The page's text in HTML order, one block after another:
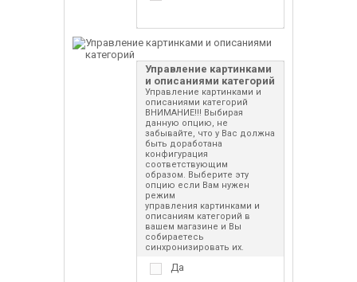
Управление картинками
и описаниями категорий
Управление картинками и
описаниями категорий
ВНИМАНИЕ!!! Выбирая
данную опцию, не
забывайте, что у Вас должна
быть доработана
конфигурация
соответствующим
образом. Выберите эту
опцию если Вам нужен
режим
управления картинками и
описаниям категорий в
вашем магазине и Вы
собираетесь
синхронизировать их.
Да